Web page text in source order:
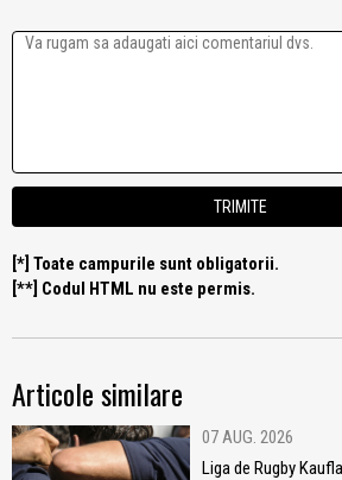
[*] Toate campurile sunt obligatorii.
[**] Codul HTML nu este permis.
Articole similare
07 AUG. 2026
Liga de Rugby